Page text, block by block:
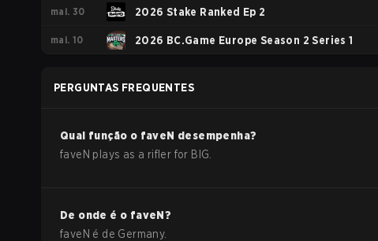
mai. 30 2026 Stake Ranked Ep 2
mai. 10 2026 BC.Game Europe Season 2 Series 1
PERGUNTAS FREQUENTES
Qual função o faveN desempenha?
faveN plays as a rifler for BIG.
De onde é o faveN?
faveN é de Germany.